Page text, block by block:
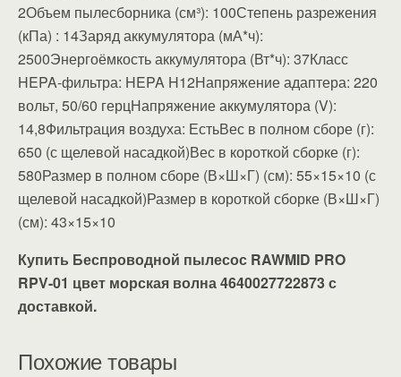
2Объем пылесборника (см³): 100Степень разрежения
(кПа) : 14Заряд аккумулятора (мА*ч):
2500Энергоёмкость аккумулятора (Вт*ч): 37Класс
HEPA-фильтра: HEPA H12Напряжение адаптера: 220
вольт, 50/60 герцНапряжение аккумулятора (V):
14,8Фильтрация воздуха: ЕстьВес в полном сборе (г):
650 (с щелевой насадкой)Вес в короткой сборке (г):
580Размер в полном сборе (В×Ш×Г) (см): 55×15×10 (с
щелевой насадкой)Размер в короткой сборке (В×Ш×Г)
(см): 43×15×10
Купить Беспроводной пылесос RAWMID PRO
RPV-01 цвет морская волна 4640027722873 с
доставкой.
Похожие товары